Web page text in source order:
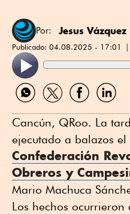
Por: Jesus Vázquez
Publicado: 04.08.2025 - 17:01
Compartir
por
Compartir
por
Compartir
por
Compartir
por
Cancún, QRoo. La
ejecutado a balazos
Confederación
Obreros y
Mario Machuca
Los hechos